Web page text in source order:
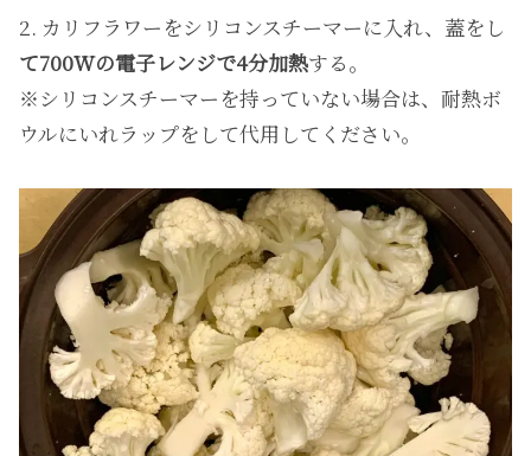
2. カリフラワーをシリコンスチーマーに入れ、蓋をし
て700Wの電子レンジで4分加熱する。
※シリコンスチーマーを持っていない場合は、耐熱ボ
ウルにいれラップをして代用してください。